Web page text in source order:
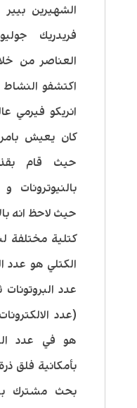
الشهيرين
فريدريك
العناصر من
اكتشفو النشاط
انريكو فيرمي
كان يعيش
حيث قام
بالنيوترونات
حيث لاحظ انه
كتلية مختلفة
الكتلي هو عدد
عدد
(عدد
هو في عدد
بحث مشترك